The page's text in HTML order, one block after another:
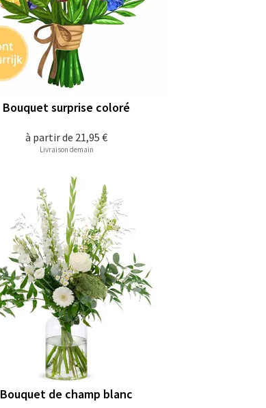
à partir de 21,95 €
Bouquet surprise coloré
Livraison demain
Bouquet de champ blanc